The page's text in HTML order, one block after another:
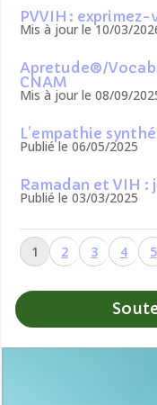
PVVIH :
Mis à jour le 10/03/
Apretude®/
CNAM
Mis à jour le 08/09/
L’empathie
Publié le 06/05/2025
Ramadan et VIH
Publié le 03/03/2025
1 2 3 4 5